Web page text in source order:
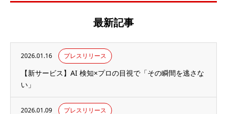
最新記事
2026.01.16 プレスリリース
【新サービス】AI 検知×プロの目視で「その瞬間を逃さな
い」
2026.01.09 プレスリリース